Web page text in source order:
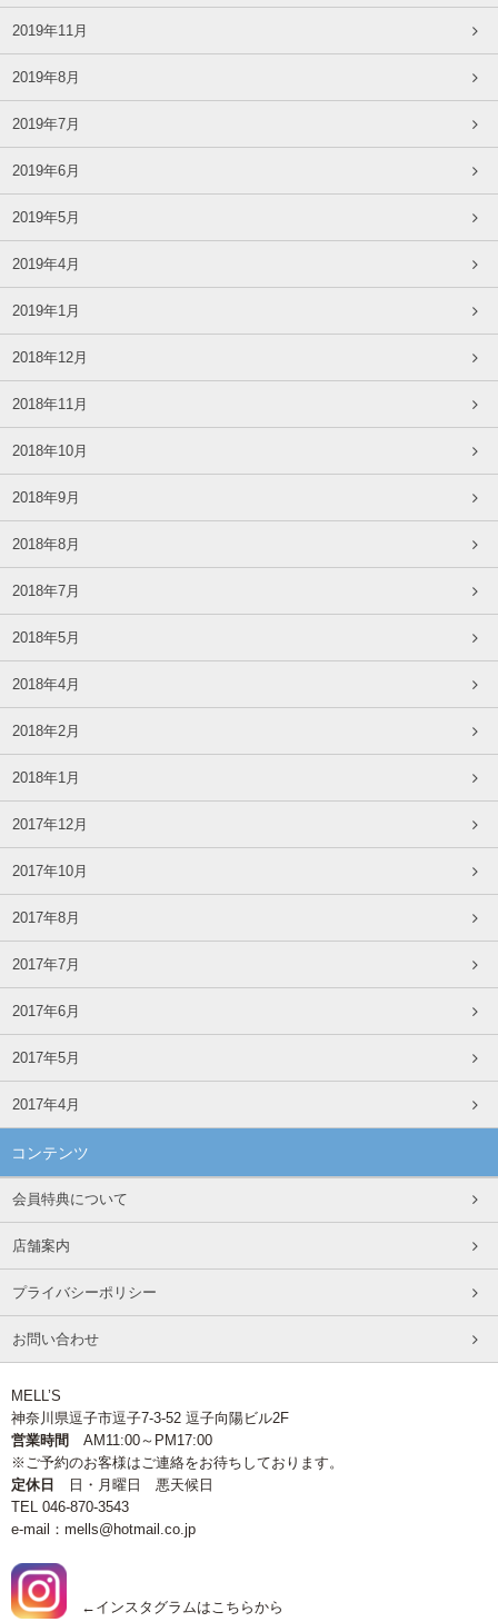
2019年11月
2019年8月
2019年7月
2019年6月
2019年5月
2019年4月
2019年1月
2018年12月
2018年11月
2018年10月
2018年9月
2018年8月
2018年7月
2018年5月
2018年4月
2018年2月
2018年1月
2017年12月
2017年10月
2017年8月
2017年7月
2017年6月
2017年5月
2017年4月
コンテンツ
会員特典について
店舗案内
プライバシーポリシー
お問い合わせ
MELL’S
神奈川県逗子市逗子7-3-52 逗子向陽ビル2F
営業時間
AM11:00～PM17:00
※ご予約のお客様はご連絡をお待ちしております。
定休日
日・月曜日 悪天候日
TEL 046-870-3543
e-mail：mells@hotmail.co.jp
←インスタグラムはこちらから